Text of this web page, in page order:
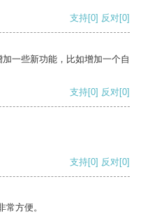
支持[0] 反对[0]
一些新功能，比如增加一个自
支持[0] 反对[0]
支持[0] 反对[0]
方便。